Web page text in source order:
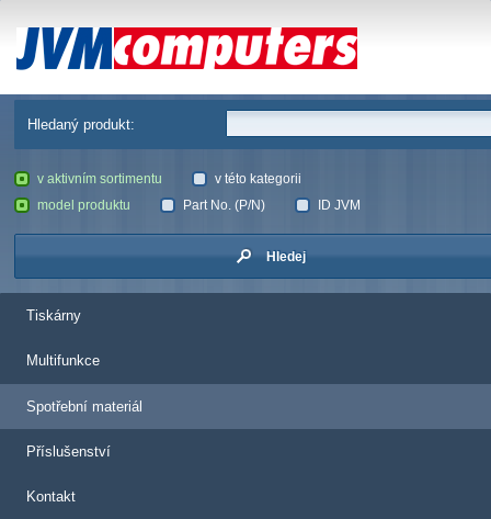
JVM Computers
Hledaný produkt:
v aktivním sortimentu
v této kategorii
model produktu
Part No. (P/N) ID JVM
Hledej
Tiskárny
Multifunkce
Spotřební materiál
Příslušenství
Kontakt